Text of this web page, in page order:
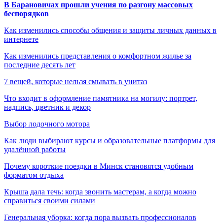
В Барановичах прошли учения по разгону массовых
беспорядков
Как изменились способы общения и защиты личных данных в
интернете
Как изменились представления о комфортном жилье за
последние десять лет
7 вещей, которые нельзя смывать в унитаз
Что входит в оформление памятника на могилу: портрет,
надпись, цветник и декор
Выбор лодочного мотора
Как люди выбирают курсы и образовательные платформы для
удалённой работы
Почему короткие поездки в Минск становятся удобным
форматом отдыха
Крыша дала течь: когда звонить мастерам, а когда можно
справиться своими силами
Генеральная уборка: когда пора вызвать профессионалов